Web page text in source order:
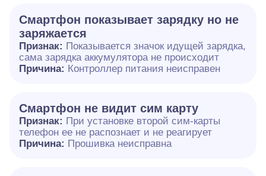
Смартфон показывает зарядку но не
заряжается
Признак: Показывается значок идущей зарядка,
сама зарядка аккумулятора не происходит
Причина: Контроллер питания неисправен
Смартфон не видит сим карту
Признак: При установке второй сим-карты
телефон ее не распознает и не реагирует
Причина: Прошивка неисправна